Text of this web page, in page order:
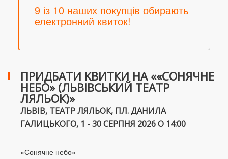
9 із 10 наших покупців обирають
електронний квиток!
ПРИДБАТИ КВИТКИ НА ««СОНЯЧНЕ
НЕБО» (ЛЬВІВСЬКИЙ ТЕАТР
ЛЯЛЬОК)»
ЛЬВІВ, ТЕАТР ЛЯЛЬОК, ПЛ. ДАНИЛА
ГАЛИЦЬКОГО, 1 - 30 СЕРПНЯ 2026 О 14:00
«Сонячне небо»